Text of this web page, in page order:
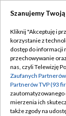
Abonament
Emisja w TVP
Centrum
Naziemna
Szanujemy
Kliknij "Akceptuję i
korzystanie z
dostęp do informacji
przechowywanie
nas, czyli Telewizję
Zaufanych
Partnerów TVP (93
zautomatyzowanego
mierzenia ich
także zgody na